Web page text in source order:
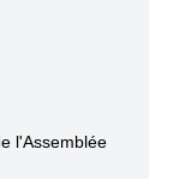
l'Assemblée